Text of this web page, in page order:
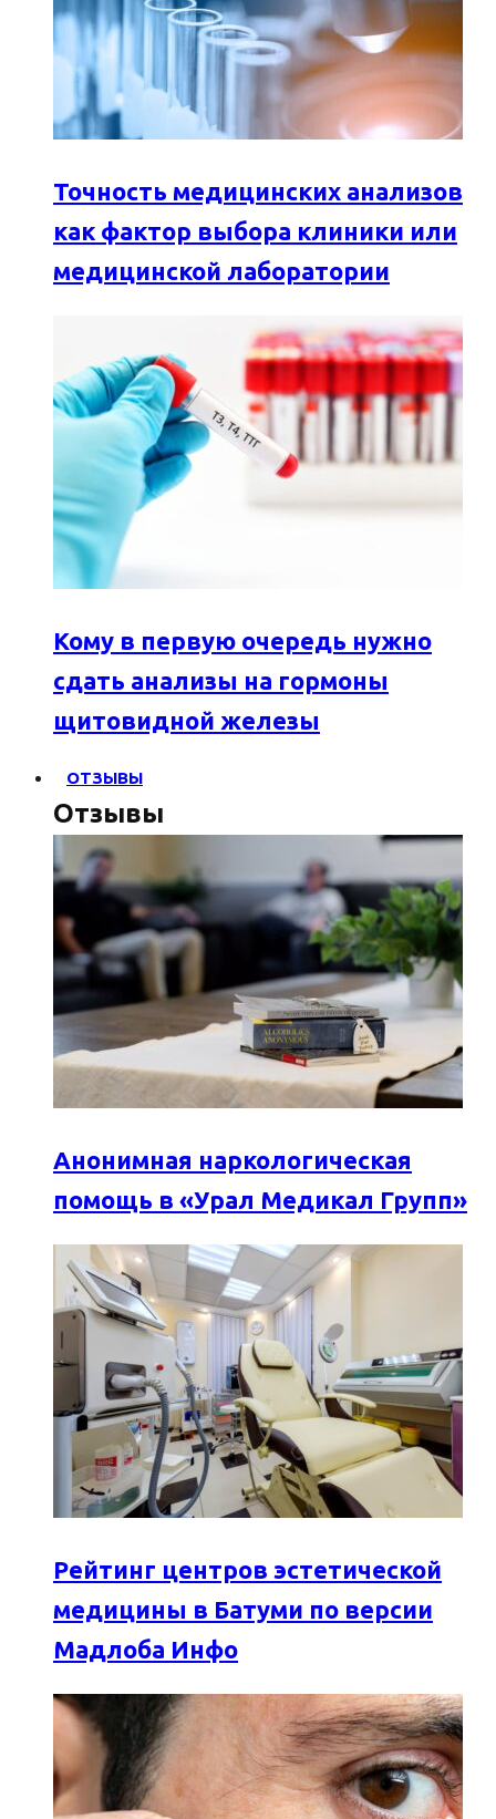
Точность медицинских анализов
как фактор выбора клиники или
медицинской лаборатории
Кому в первую очередь нужно
сдать анализы на гормоны
щитовидной железы
ОТЗЫВЫ
Отзывы
Анонимная наркологическая
помощь в «Урал Медикал Групп»
Рейтинг центров эстетической
медицины в Батуми по версии
Мадлоба Инфо